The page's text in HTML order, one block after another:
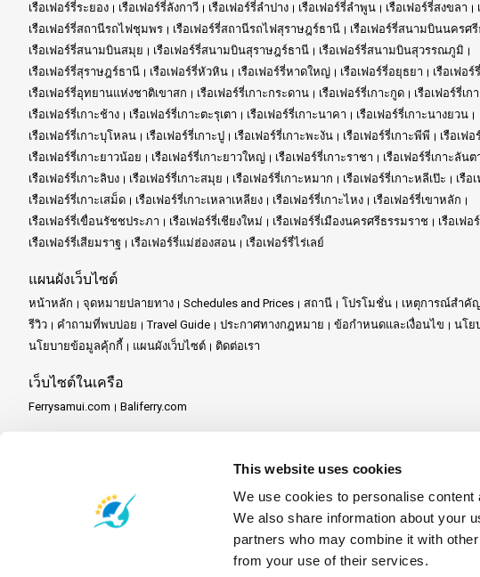
This website uses cookies
We use cookies to personalise
We also share information about your
partners who may combine it with
from your use of their services.
เรือเฟอร์รี่ระยอง
เรือเฟอร์รี่ลังกาวี เรือเฟอร์รี่ลำปาง เรือเฟอร์รี่ลำพูน เรือเฟอร์รี่สงขลา
เรือเฟอร์รี่สถานีรถไฟชุมพร
เรือเฟอร์รี่สถานีรถไฟสุราษฎร์ธานี
เรือเฟอร์รี่สนามบินนครศ
เรือเฟอร์รี่สนามบินสมุย
เรือเฟอร์รี่สนามบินสุราษฎร์ธานี
เรือเฟอร์รี่สนามบินสุวรรณภูมิ
เรือเฟอร์รี่สุราษฎร์ธานี
เรือเฟอร์รี่หัวหิน เรือเฟอร์รี่หาดใหญ่ เรือเฟอร์รี่อยุธยา
เรือเฟอร์
เรือเฟอร์รี่อุทยานแห่งชาติเขาสก
เรือเฟอร์รี่เกาะกระดาน เรือเฟอร์รี่เกาะกูด
เรือเฟอร์รี่เก
เรือเฟอร์รี่เกาะช้าง
เรือเฟอร์รี่เกาะตะรุเตา เรือเฟอร์รี่เกาะนาคา
เรือเฟอร์รี่เกาะนางยวน
เรือเฟอร์รี่เกาะบุโหลน
เรือเฟอร์รี่เกาะปู เรือเฟอร์รี่เกาะพะงัน เรือเฟอร์รี่เกาะพีพี
เรือเฟอ
เรือเฟอร์รี่เกาะยาวน้อย
เรือเฟอร์รี่เกาะยาวใหญ่ เรือเฟอร์รี่เกาะราชา
เรือเฟอร์รี่เกาะลันต
เรือเฟอร์รี่เกาะลิบง
เรือเฟอร์รี่เกาะสมุย เรือเฟอร์รี่เกาะหมาก เรือเฟอร์รี่เกาะหลีเป๊ะ
เรือ
เรือเฟอร์รี่เกาะเสม็ด
เรือเฟอร์รี่เกาะเหลาเหลียง เรือเฟอร์รี่เกาะไหง
เรือเฟอร์รี่เขาหลัก
เรือเฟอร์รี่เขื่อนรัชชประภา
เรือเฟอร์รี่เชียงใหม่ เรือเฟอร์รี่เมืองนครศรีธรรมราช
เรือเฟ
เรือเฟอร์รี่เสียมราฐ
เรือเฟอร์รี่แม่ฮ่องสอน เรือเฟอร์รี่ไร่เลย์
แผนผังเว็บไซต์
หน้าหลัก จุดหมายปลายทาง Schedules and Prices สถานี โปรโมชั่น เหตุการณ์สำคั
รีวิว
คำถามที่พบบ่อย Travel Guide ประกาศทางกฎหมาย ข้อกำหนดและเงื่อนไข
นโย
นโยบายข้อมูลคุ้กกี้
แผนผังเว็บไซต์ ติดต่อเรา
เว็บไซต์ในเครือ
Ferrysamui.com Baliferry.com
Travel Agent Program